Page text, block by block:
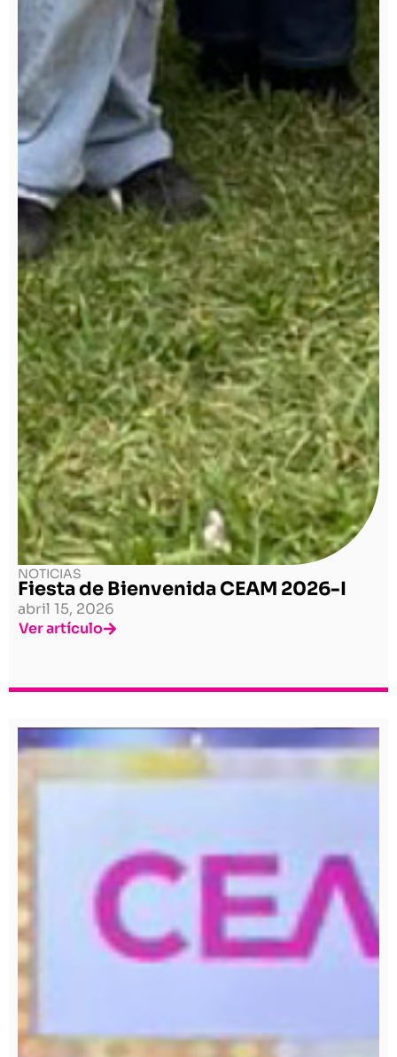
NOTICIAS
Fiesta de Bienvenida CEAM 2026-I
abril 15, 2026
Ver artículo